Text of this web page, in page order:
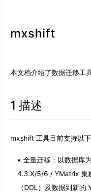
mxshift
本文档介绍了数据迁移工
1 描述
mxshift 工具目前支持以下
全量迁移：以数据库
4.3.X/5/6 / YMatrix 集
（DDL）及数据到新的